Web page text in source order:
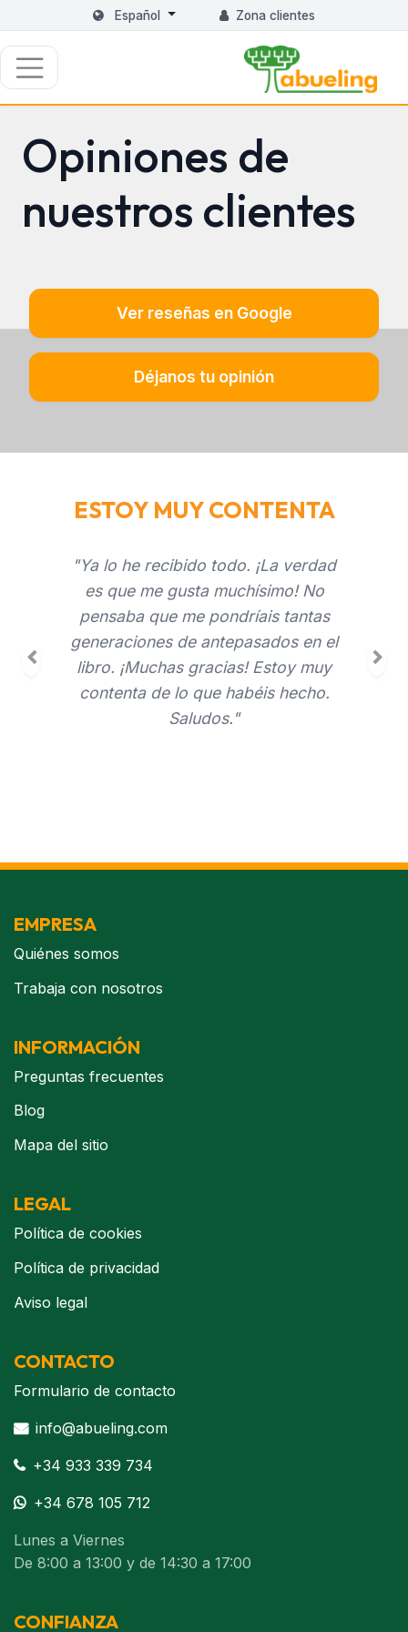
Español Zona clientes
Opiniones de
nuestros clientes
Ver reseñas en Google
Déjanos tu opinión
ESTOY MUY CONTENTA
"Ya lo he recibido todo. ¡La verdad
es que me gusta muchísimo! No
pensaba que me pondríais tantas
generaciones de antepasados en el
libro. ¡Muchas gracias! Estoy muy
contenta de lo que habéis hecho.
Saludos."
Previous
EMPRESA
Quiénes somos
Trabaja con nosotros
INFORMACIÓN
Preguntas frecuentes
Blog
Mapa del sitio
LEGAL
Política de cookies
Política de privacidad
Aviso legal
CONTACTO
Formulario de contacto
info@abueling.com
+34 933 339 734
+34 678 105 712
Lunes a Viernes
De 8:00 a 13:00 y de 14:30 a 17:00
CONFIANZA